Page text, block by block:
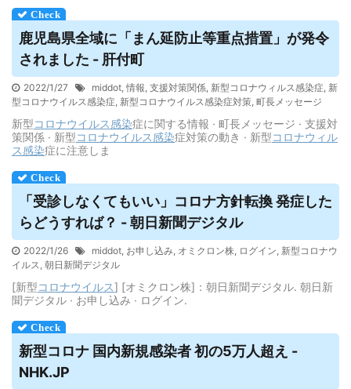
鹿児島県全域に「まん延防止等重点措置」が発令
されました - 肝付町
2022/1/27 middot, 情報, 支援対策関係, 新型コロナウィルス感染症, 新
型コロナウイルス感染症, 新型コロナウイルス感染症対策, 町長メッセージ
新型コロナウイルス感染症に関する情報 · 町長メッセージ · 支援対
策関係 · 新型コロナウイルス感染症対策の動き · 新型コロナウィル
ス感染症に注意しま
「受診しなくてもいい」コロナ方針転換 発症した
らどうすれば？ - 朝日新聞デジタル
2022/1/26 middot, お申し込み, オミクロン株, ログイン, 新型コロナウ
イルス, 朝日新聞デジタル
[新型コロナウイルス] [オミクロン株]：朝日新聞デジタル. 朝日新
聞デジタル · お申し込み · ログイン.
新型コロナ 国内新規感染者 初の5万人超え -
NHK.JP